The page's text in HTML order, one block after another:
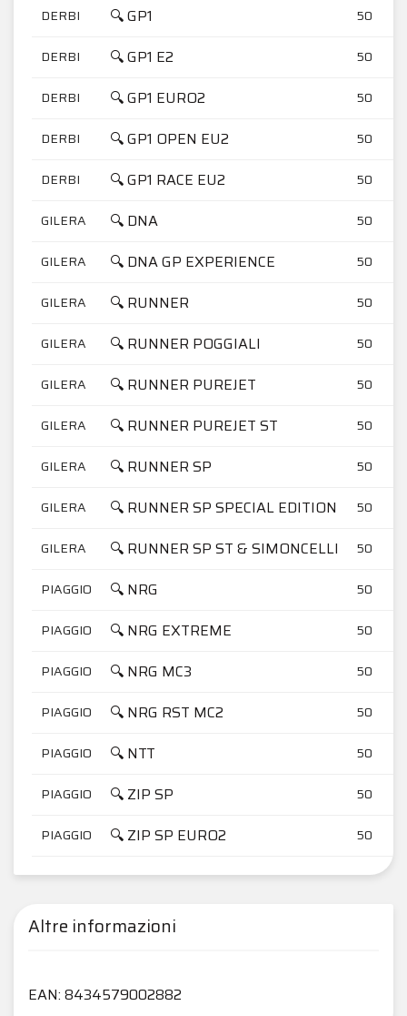
DERBI
🔍 GP1 50
DERBI 🔍 GP1 E2 50
DERBI 🔍 GP1 EURO2 50
DERBI 🔍 GP1 OPEN EU2 50
DERBI 🔍 GP1 RACE EU2 50
GILERA 🔍 DNA 50
GILERA 🔍 DNA GP EXPERIENCE 50
GILERA 🔍 RUNNER 50
GILERA 🔍 RUNNER POGGIALI 50
GILERA 🔍 RUNNER PUREJET 50
GILERA 🔍 RUNNER PUREJET ST 50
GILERA 🔍 RUNNER SP 50
GILERA 🔍 RUNNER SP SPECIAL EDITION 50
GILERA 🔍 RUNNER SP ST & SIMONCELLI 50
PIAGGIO 🔍 NRG 50
PIAGGIO 🔍 NRG EXTREME 50
PIAGGIO 🔍 NRG MC3 50
PIAGGIO 🔍 NRG RST MC2 50
PIAGGIO 🔍 NTT 50
PIAGGIO 🔍 ZIP SP 50
PIAGGIO 🔍 ZIP SP EURO2 50
Altre informazioni
EAN: 8434579002882